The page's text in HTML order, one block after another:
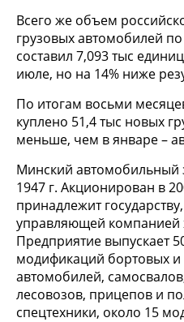
Всего же объем
грузовых автомобилей по
составил 7,093 тыс
июле, но на 14% ниже
По итогам восьми
куплено 51,4 тыс новых
меньше, чем в январе –
Минский автомобильный
1947 г. Акционирован в
принадлежит
управляющей компанией
Предприятие выпускает
модификаций бортовых
автомобилей,
лесовозов, прицепов и
спецтехники, около 15